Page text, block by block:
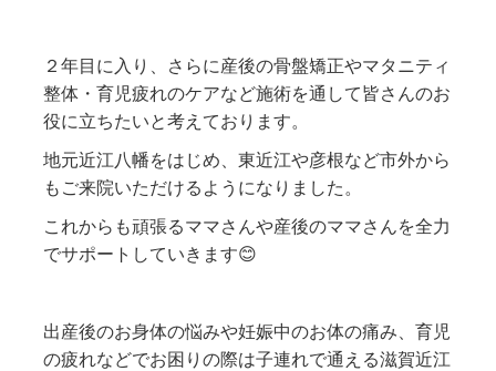
２年目に入り、さらに産後の骨盤矯正やマタニティ
整体・育児疲れのケアなど施術を通して皆さんのお
役に立ちたいと考えております。
地元近江八幡をはじめ、東近江や彦根など市外から
もご来院いただけるようになりました。
これからも頑張るママさんや産後のママさんを全力
でサポートしていきます😊
出産後のお身体の悩みや妊娠中のお体の痛み、育児
の疲れなどでお困りの際は子連れで通える滋賀近江